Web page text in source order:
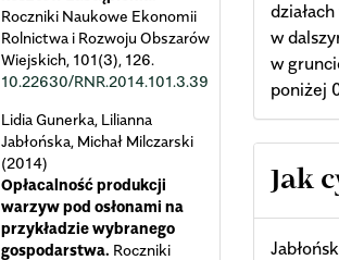
Roczniki Naukowe Ekonomii
Rolnictwa i Rozwoju Obszarów
Wiejskich, 101(3), 126.
10.22630/RNR.2014.101.3.39
Lidia Gunerka, Lilianna
Jabłońska, Michał Milczarski
(2014)
Opłacalność produkcji
warzyw pod osłonami na
przykładzie wybranego
gospodarstwa. Roczniki
w
w
poniżej
Jak